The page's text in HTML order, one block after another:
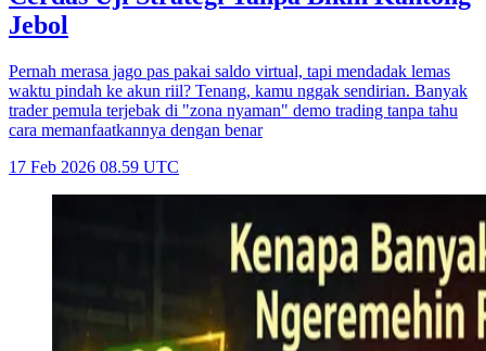
Jebol
Pernah merasa jago pas pakai saldo virtual, tapi mendadak lemas
waktu pindah ke akun riil? Tenang, kamu nggak sendirian. Banyak
trader pemula terjebak di "zona nyaman" demo trading tanpa tahu
cara memanfaatkannya dengan benar
17 Feb 2026 08.59 UTC